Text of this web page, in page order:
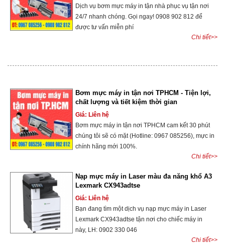
Dịch vụ bơm mực máy in tận nhà phục vụ tận nơi
24/7 nhanh chóng. Gọi ngay! 0908 902 812 để
được tư vấn miễn phí
Chi tiết>>
Bơm mực máy in tận nơi TPHCM - Tiện lợi,
chất lượng và tiết kiệm thời gian
Giá: Liên hệ
Bơm mực máy in tận nơi TPHCM cam kết 30 phút
chúng tôi sẽ có mặt (Hotline: 0967 085256), mực in
chính hãng mới 100%.
Chi tiết>>
Nạp mực máy in Laser màu đa năng khổ A3
Lexmark CX943adtse
Giá: Liên hệ
Bạn đang tìm một dịch vụ nạp mực máy in Laser
Lexmark CX943adtse tận nơi cho chiếc máy in
này, LH: 0902 330 046
Chi tiết>>